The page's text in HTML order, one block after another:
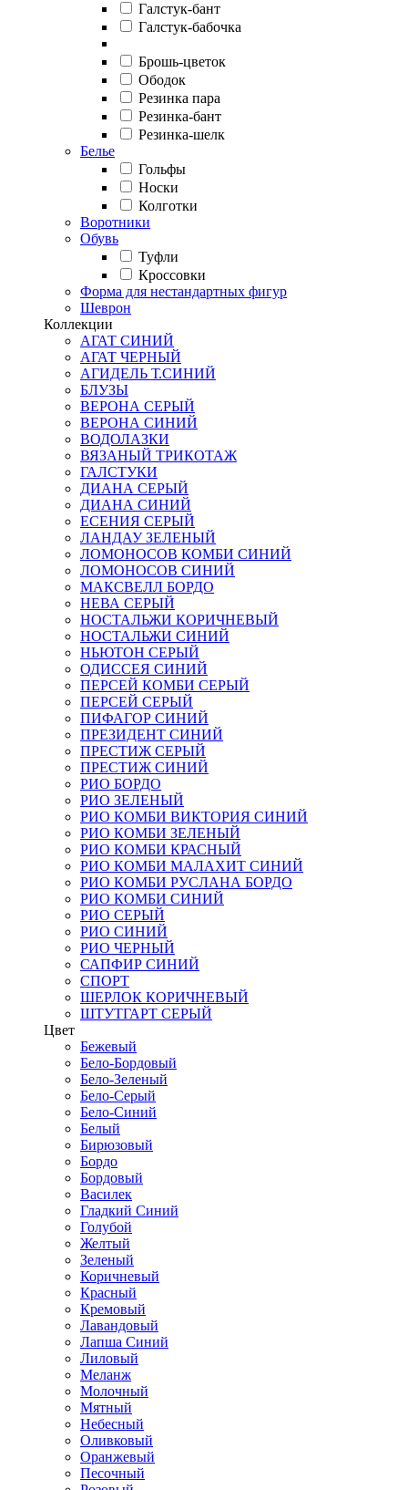
Галстук-бант
Галстук-бабочка
Брошь-цветок
Ободок
Резинка пара
Резинка-бант
Резинка-шелк
Белье
Гольфы
Носки
Колготки
Воротники
Обувь
Туфли
Кроссовки
Форма для нестандартных фигур
Шеврон
Коллекции
АГАТ СИНИЙ
АГАТ ЧЕРНЫЙ
АГИДЕЛЬ Т.СИНИЙ
БЛУЗЫ
ВЕРОНА СЕРЫЙ
ВЕРОНА СИНИЙ
ВОДОЛАЗКИ
ВЯЗАНЫЙ ТРИКОТАЖ
ГАЛСТУКИ
ДИАНА СЕРЫЙ
ДИАНА СИНИЙ
ЕСЕНИЯ СЕРЫЙ
ЛАНДАУ ЗЕЛЕНЫЙ
ЛОМОНОСОВ КОМБИ СИНИЙ
ЛОМОНОСОВ СИНИЙ
МАКСВЕЛЛ БОРДО
НЕВА СЕРЫЙ
НОСТАЛЬЖИ КОРИЧНЕВЫЙ
НОСТАЛЬЖИ СИНИЙ
НЬЮТОН СЕРЫЙ
ОДИССЕЯ СИНИЙ
ПЕРСЕЙ КОМБИ СЕРЫЙ
ПЕРСЕЙ СЕРЫЙ
ПИФАГОР СИНИЙ
ПРЕЗИДЕНТ СИНИЙ
ПРЕСТИЖ СЕРЫЙ
ПРЕСТИЖ СИНИЙ
РИО БОРДО
РИО ЗЕЛЕНЫЙ
РИО КОМБИ ВИКТОРИЯ СИНИЙ
РИО КОМБИ ЗЕЛЕНЫЙ
РИО КОМБИ КРАСНЫЙ
РИО КОМБИ МАЛАХИТ СИНИЙ
РИО КОМБИ РУСЛАНА БОРДО
РИО КОМБИ СИНИЙ
РИО СЕРЫЙ
РИО СИНИЙ
РИО ЧЕРНЫЙ
САПФИР СИНИЙ
СПОРТ
ШЕРЛОК КОРИЧНЕВЫЙ
ШТУТГАРТ СЕРЫЙ
Цвет
Бежевый
Бело-Бордовый
Бело-Зеленый
Бело-Серый
Бело-Синий
Белый
Бирюзовый
Бордо
Бордовый
Василек
Гладкий Синий
Голубой
Желтый
Зеленый
Коричневый
Красный
Кремовый
Лавандовый
Лапша Синий
Лиловый
Меланж
Молочный
Мятный
Небесный
Оливковый
Оранжевый
Песочный